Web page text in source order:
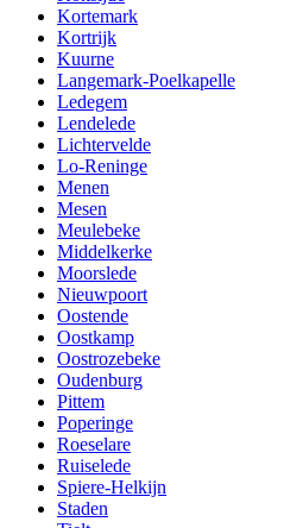
Kortemark
Kortrijk
Kuurne
Langemark-Poelkapelle
Ledegem
Lendelede
Lichtervelde
Lo-Reninge
Menen
Mesen
Meulebeke
Middelkerke
Moorslede
Nieuwpoort
Oostende
Oostkamp
Oostrozebeke
Oudenburg
Pittem
Poperinge
Roeselare
Ruiselede
Spiere-Helkijn
Staden